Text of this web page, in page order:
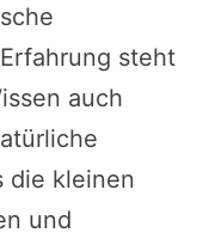
steht
auch
die kleinen
und